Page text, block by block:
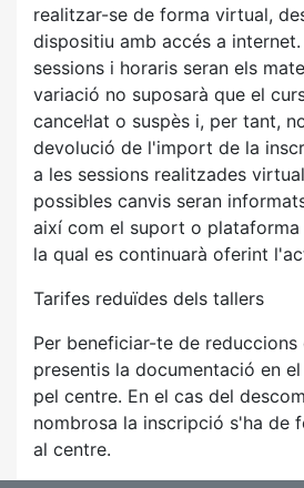
realitzar-se de forma virtual,
dispositiu amb accés a
sessions i horaris seran els
variació no suposarà que el
cancel·lat o suspès i, per tant,
devolució de l'import de la
a les sessions realitzades
possibles canvis seran
així com el suport o
la qual es continuarà oferint
Tarifes reduïdes dels tallers
Per beneficiar-te de
presentis la documentació en
pel centre. En el cas del
nombrosa la inscripció s'ha de
al centre.